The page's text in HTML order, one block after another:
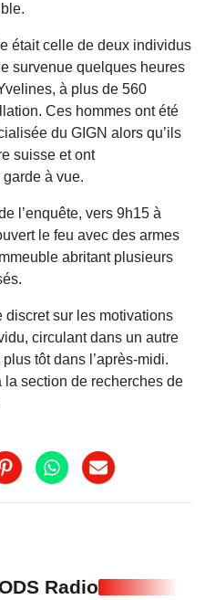
était celle de deux individus
survenue quelques heures
à plus de 560
Ces hommes ont été
du GIGN alors qu’ils
suisse et ont
à vue.
l’enquête, vers 9h15 à
le feu avec des armes
abritant plusieurs
discret sur les motivations
circulant dans un autre
tôt dans l’après-midi.
la section de recherches de
Radio